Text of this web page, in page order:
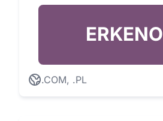
ERKENO
.COM, .PL